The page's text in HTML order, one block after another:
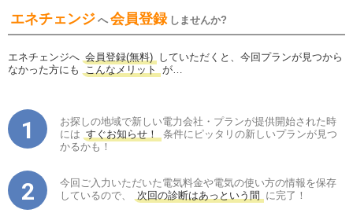
エネチェンジ へ 会員登録 しませんか?
エネチェンジへ 会員登録(無料) していただくと、今回プランが見つから
なかった方にも
こんなメリット が…
お探しの地域で新しい電力会社・プランが提供開始された時
には すぐお知らせ！
条件にピッタリの新しいプランが見つ
かるかも！
今回ご入力いただいた電気料金や電気の使い方の情報を保存
しているので、
次回の診断はあっという間 に完了！